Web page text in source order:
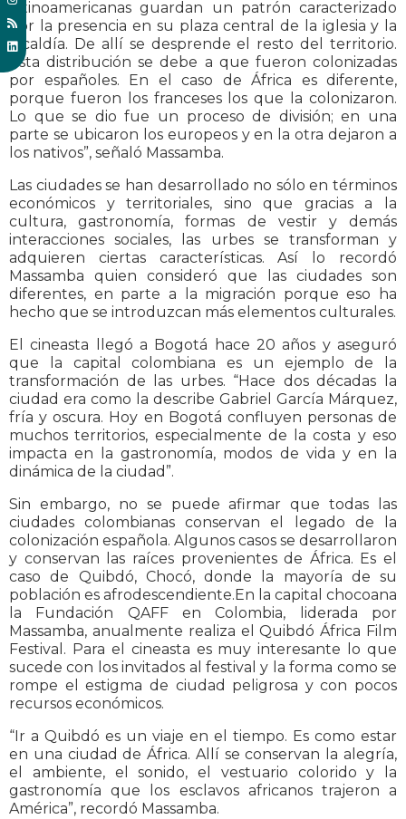
latinoamericanas guardan un patrón caracterizado
por la presencia en su plaza central de la iglesia y la
alcaldía. De allí se desprende el resto del territorio.
Esta distribución se debe a que fueron colonizadas
por españoles. En el caso de África es diferente,
porque fueron los franceses los que la colonizaron.
Lo que se dio fue un proceso de división; en una
parte se ubicaron los europeos y en la otra dejaron a
los nativos”, señaló Massamba.
Las ciudades se han desarrollado no sólo en términos
económicos y territoriales, sino que gracias a la
cultura, gastronomía, formas de vestir y demás
interacciones sociales, las urbes se transforman y
adquieren ciertas características. Así lo recordó
Massamba quien consideró que las ciudades son
diferentes, en parte a la migración porque eso ha
hecho que se introduzcan más elementos culturales.
El cineasta llegó a Bogotá hace 20 años y aseguró
que la capital colombiana es un ejemplo de la
transformación de las urbes. “Hace dos décadas la
ciudad era como la describe Gabriel García Márquez,
fría y oscura. Hoy en Bogotá confluyen personas de
muchos territorios, especialmente de la costa y eso
impacta en la gastronomía, modos de vida y en la
dinámica de la ciudad”.
Sin embargo, no se puede afirmar que todas las
ciudades colombianas conservan el legado de la
colonización española. Algunos casos se desarrollaron
y conservan las raíces provenientes de África. Es el
caso de Quibdó, Chocó, donde la mayoría de su
población es afrodescendiente.En la capital chocoana
la Fundación QAFF en Colombia, liderada por
Massamba, anualmente realiza el Quibdó África Film
Festival. Para el cineasta es muy interesante lo que
sucede con los invitados al festival y la forma como se
rompe el estigma de ciudad peligrosa y con pocos
recursos económicos.
“Ir a Quibdó es un viaje en el tiempo. Es como estar
en una ciudad de África. Allí se conservan la alegría,
el ambiente, el sonido, el vestuario colorido y la
gastronomía que los esclavos africanos trajeron a
América”, recordó Massamba.